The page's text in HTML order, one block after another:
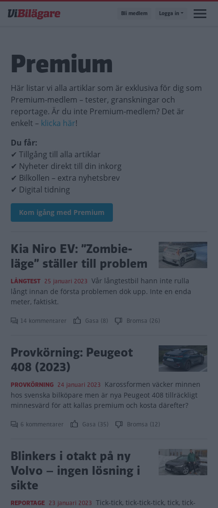
till
Bli medlem Logga in
Premium
Här listar vi alla artiklar som är exklusiva för dig som
Premium-medlem – tester, granskningar och
reportage. Är du inte Premium-medlem? Det är
enkelt – klicka här!
Du får:
✔ Tillgång till alla artiklar
✔ Nyheter direkt till din inkorg
✔ Bilkollen – extra nyhetsbrev
✔ Digital tidning
Kom igång med Premium
Kia Niro EV: ”Zombie-
läge” ställer till problem
LÅNGTEST 25 januari 2023 Vår långtestbil hann inte rulla
långt innan de första problemen dök upp. Inte en enda
meter, faktiskt.
14 kommentarer Gasa (8) Bromsa (26)
Provkörning: Peugeot
408 (2023)
PROVKÖRNING 24 januari 2023 Karossformen väcker minnen
hos svenska bilköpare men är nya Peugeot 408 tillräckligt
minnesvärd för att kallas premium och kosta därefter?
6 kommentarer Gasa (35) Bromsa (12)
Blinkers i otakt på ny
Volvo – ingen lösning i
sikte
REPORTAGE 23 januari 2023 Tick-tick, tick-tick-tick, tick, tick-